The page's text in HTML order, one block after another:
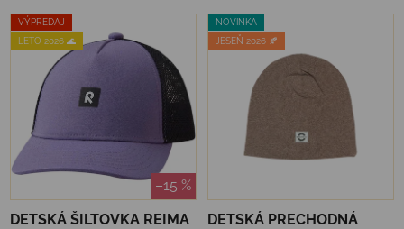
VÝPREDAJ
LETO 2026 🌊
–15 %
DETSKÁ ŠILTOVKA REIMA
NOVINKA
JESEŇ 2026 🍂
DETSKÁ PRECHODNÁ